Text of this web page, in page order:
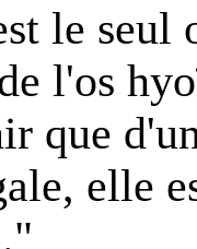
le seul
l'os
que
elle